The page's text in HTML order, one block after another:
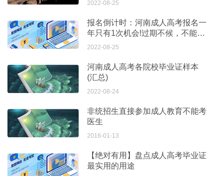
2022-08-25
报名倒计时：河南成人高考报名一
年只有1次机会!过期不候，不能补
考!
2022-08-25
河南成人高考各院校毕业证样本
(汇总)
2022-08-24
非统招生直接参加成人教育不能考
医生
2016-01-13
【绝对有用】盘点成人高考毕业证
最实用的用途